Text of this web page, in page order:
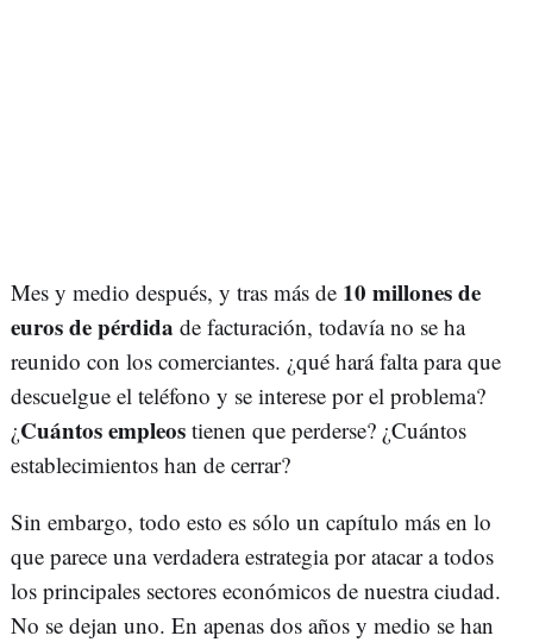
Mes y medio después, y tras más de 10 millones de
euros de pérdida de facturación, todavía no se ha
reunido con los comerciantes. ¿qué hará falta para que
descuelgue el teléfono y se interese por el problema?
¿Cuántos empleos tienen que perderse? ¿Cuántos
establecimientos han de cerrar?
Sin embargo, todo esto es sólo un capítulo más en lo
que parece una verdadera estrategia por atacar a todos
los principales sectores económicos de nuestra ciudad.
No se dejan uno. En apenas dos años y medio se han